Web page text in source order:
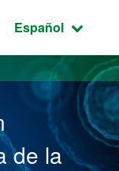
Idioma
Español
de la